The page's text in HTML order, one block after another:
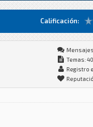
Calificación:
Temas: 40
Registro